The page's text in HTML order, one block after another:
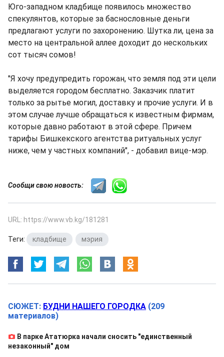
Юго-западном кладбище появилось множество
спекулянтов, которые за баснословные деньги
предлагают услуги по захоронению. Шутка ли, цена за
место на центральной аллее доходит до нескольких
сот тысяч сомов!
"Я хочу предупредить горожан, что земля под эти цели
выделяется городом бесплатно. Заказчик платит
только за рытье могил, доставку и прочие услуги. И в
этом случае лучше обращаться к известным фирмам,
которые давно работают в этой сфере. Причем
тарифы Бишкекского агентства ритуальных услуг
ниже, чем у частных компаний", - добавил вице-мэр.
Сообщи свою новость:
URL: https://www.vb.kg/181281
Теги: кладбище мэрия
СЮЖЕТ: БУДНИ НАШЕГО ГОРОДКА (209
материалов)
В парке Ататюрка начали сносить "единственный
незаконный" дом